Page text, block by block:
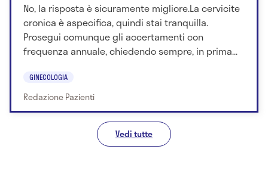
No, la risposta è sicuramente migliore.La cervicite
cronica è aspecifica, quindi stai tranquilla.
Prosegui comunque gli accertamenti con
frequenza annuale, chiedendo sempre, in prima...
GINECOLOGIA
Redazione Pazienti
Vedi tutte